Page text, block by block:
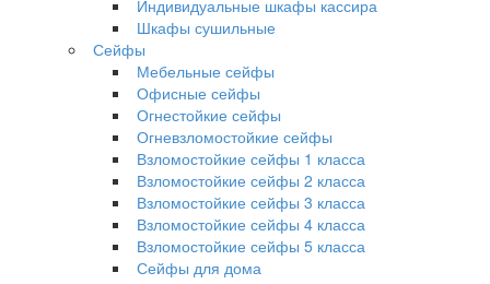
Индивидуальные шкафы кассира
Шкафы сушильные
Сейфы
Мебельные сейфы
Офисные сейфы
Огнестойкие сейфы
Огневзломостойкие сейфы
Взломостойкие сейфы 1 класса
Взломостойкие сейфы 2 класса
Взломостойкие сейфы 3 класса
Взломостойкие сейфы 4 класса
Взломостойкие сейфы 5 класса
Сейфы для дома